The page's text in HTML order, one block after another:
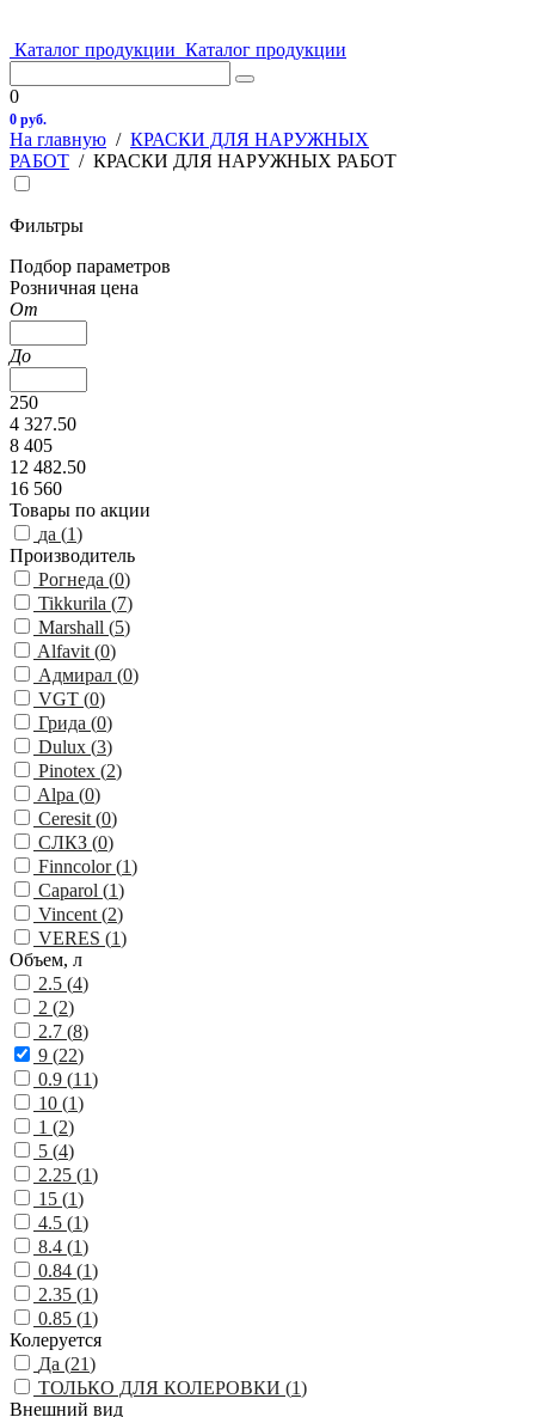
Каталог продукции Каталог продукции
0
0 руб.
На главную / КРАСКИ ДЛЯ НАРУЖНЫХ
РАБОТ / КРАСКИ ДЛЯ НАРУЖНЫХ РАБОТ
Фильтры
Подбор параметров
Розничная цена
От
До
250
4 327.50
8 405
12 482.50
16 560
Товары по акции
да (1)
Производитель
Рогнеда (0)
Tikkurila (7)
Marshall (5)
Alfavit (0)
Адмирал (0)
VGT (0)
Грида (0)
Dulux (3)
Pinotex (2)
Alpa (0)
Ceresit (0)
СЛКЗ (0)
Finncolor (1)
Caparol (1)
Vincent (2)
VERES (1)
Объем, л
2.5 (4)
2 (2)
2.7 (8)
9 (22)
0.9 (11)
10 (1)
1 (2)
5 (4)
2.25 (1)
15 (1)
4.5 (1)
8.4 (1)
0.84 (1)
2.35 (1)
0.85 (1)
Колеруется
Да (21)
ТОЛЬКО ДЛЯ КОЛЕРОВКИ (1)
Внешний вид